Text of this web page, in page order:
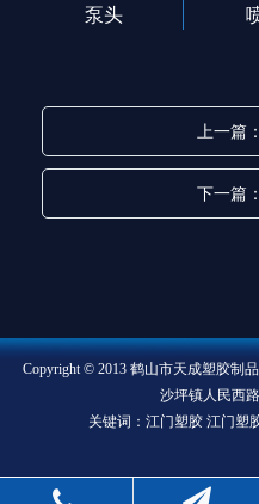
泵头
上一篇
下一篇
Copyright © 2013 鹤山市天成塑胶制
沙坪镇人民西
关键词：江门塑胶 江门塑